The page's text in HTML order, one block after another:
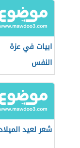
ابيات في عزة
النفس
شعر لعيد